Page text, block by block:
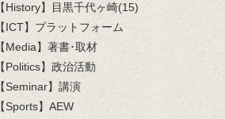
【History】目黒千代ヶ崎(15)
【ICT】プラットフォーム
【Media】著書･取材
【Politics】政治活動
【Seminar】講演
【Sports】AEW